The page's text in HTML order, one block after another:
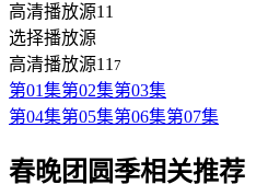
高清播放源11
选择播放源
高清播放源11 7
第01集第02集第03集
第04集第05集第06集第07集
春晚团圆季相关推荐